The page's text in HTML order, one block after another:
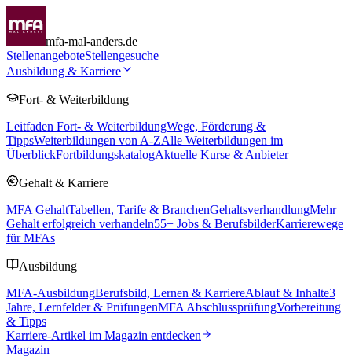
mfa-mal-anders.de
StellenangeboteStellengesuche
Ausbildung & Karriere
Fort- & Weiterbildung
Leitfaden Fort- & WeiterbildungWege, Förderung &
TippsWeiterbildungen von A-ZAlle Weiterbildungen im
ÜberblickFortbildungskatalogAktuelle Kurse & Anbieter
Gehalt & Karriere
MFA GehaltTabellen, Tarife & BranchenGehaltsverhandlungMehr
Gehalt erfolgreich verhandeln55+ Jobs & BerufsbilderKarrierewege
für MFAs
Ausbildung
MFA-AusbildungBerufsbild, Lernen & KarriereAblauf & Inhalte3
Jahre, Lernfelder & PrüfungenMFA AbschlussprüfungVorbereitung
& Tipps
Karriere-Artikel im Magazin entdecken
Magazin